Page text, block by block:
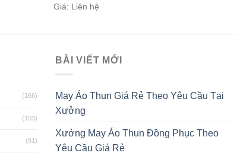
Giá: Liên hệ
(166)
(103)
(91)
BÀI VIẾT MỚI
May Áo Thun Giá Rẻ Theo Yêu Cầu Tại
Xưởng
Xưởng May Áo Thun Đồng Phục Theo
Yêu Cầu Giá Rẻ